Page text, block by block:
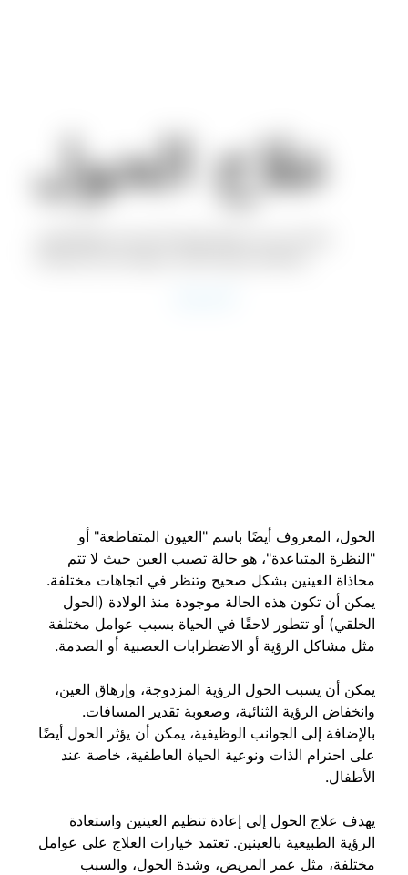
علاج الحول
الحول، المعروف أيضًا باسم "العيون المتقاطعة" أو
"النظرة المتباعدة"، هو حالة تصيب العين حيث لا تتم
محاذاة العينين بشكل صحيح وتنظر في اتجاهات مختلفة.
يمكن أن تكون هذه الحالة موجودة منذ الولادة (الحول
الخلقي) أو تتطور لاحقًا في الحياة بسبب عوامل مختلفة
مثل مشاكل الرؤية أو الاضطرابات العصبية أو الصدمة.
يمكن أن يسبب الحول الرؤية المزدوجة، وإرهاق العين،
وانخفاض الرؤية الثنائية، وصعوبة تقدير المسافات.
بالإضافة إلى الجوانب الوظيفية، يمكن أن يؤثر الحول أيضًا
على احترام الذات ونوعية الحياة العاطفية، خاصة عند
الأطفال.
يهدف علاج الحول إلى إعادة تنظيم العينين واستعادة
الرؤية الطبيعية بالعينين. تعتمد خيارات العلاج على عوامل
مختلفة، مثل عمر المريض، وشدة الحول، والسبب